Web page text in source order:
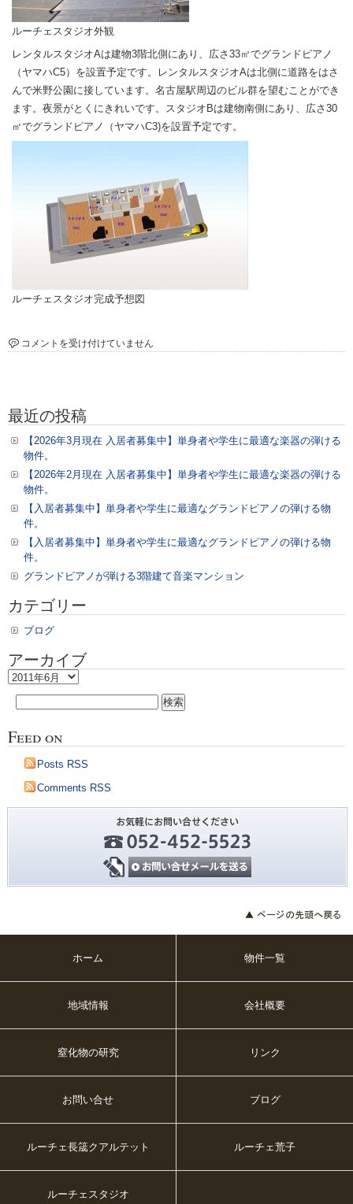
ルーチェスタジオ外観
レンタルスタジオAは建物3階北側にあり、広さ33㎡でグランドピアノ
（ヤマハC5）を設置予定です。レンタルスタジオAは北側に道路をはさ
んで米野公園に接しています。名古屋駅周辺のビル群を望むことができ
ます。夜景がとくにきれいです。スタジオBは建物南側にあり、広さ30
㎡でグランドピアノ（ヤマハC3)を設置予定です。
ルーチェスタジオ完成予想図
ル
タ
オ
棟
し
は
コメントを受け付けていません
最近の投稿
【2026年3月現在 入居者募集中】単身者や学生に最適な楽器の弾ける
物件。
【2026年2月現在 入居者募集中】単身者や学生に最適な楽器の弾ける
物件。
【入居者募集中】単身者や学生に最適なグランドピアノの弾ける物
件。
【入居者募集中】単身者や学生に最適なグランドピアノの弾ける物
件。
グランドピアノが弾ける3階建て音楽マンション
カテゴリー
ブログ
アーカイブ
ア
カ
ブ
Feed on
Posts RSS
Comments RSS
ホーム 物件一覧
地域情報 会社概要
窒化物の研究 リンク
お問い合せ ブログ
ルーチェ長筬クアルテット ルーチェ荒子
ルーチェスタジオ